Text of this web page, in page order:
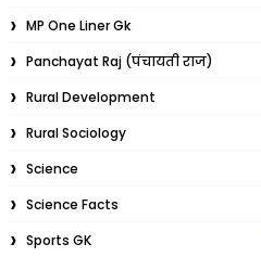
MP One Liner Gk
Panchayat Raj (पंचायती राज)
Rural Development
Rural Sociology
Science
Science Facts
Sports GK